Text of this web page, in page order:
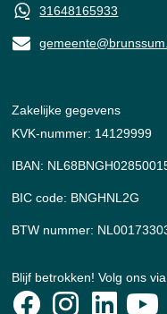
31648165933
Zakelijke gegevens
KVK-nummer: 14129999
IBAN:
BIC code: BNGHNL2G
BTW nummer:
Blijf betrokken! Volg ons